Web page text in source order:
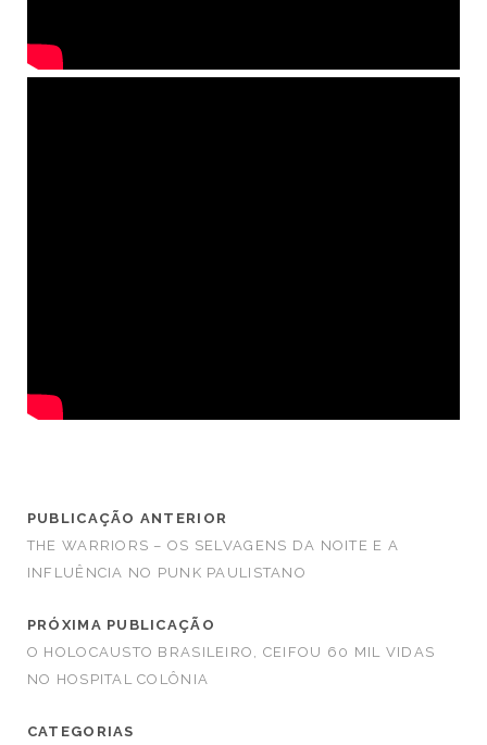
PUBLICAÇÃO ANTERIOR
THE WARRIORS – OS SELVAGENS DA NOITE E A
INFLUÊNCIA NO PUNK PAULISTANO
PRÓXIMA PUBLICAÇÃO
O HOLOCAUSTO BRASILEIRO, CEIFOU 60 MIL VIDAS
NO HOSPITAL COLÔNIA
CATEGORIAS